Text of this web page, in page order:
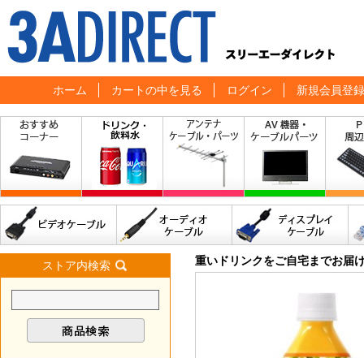
ホーム カートの中を見る ログイン 新規会員登録
ストア内検索 重いドリンクをご自宅までお届